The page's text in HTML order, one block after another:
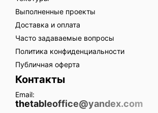
Выполненные проекты
Доставка и оплата
Часто задаваемые вопросы
Политика конфиденциальности
Публичная оферта
Контакты
Email:
thetableoffice@yandex.com